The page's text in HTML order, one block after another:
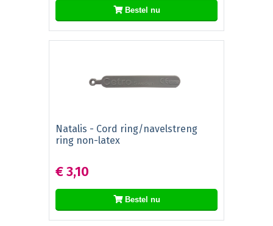
Bestel nu
Natalis - Cord ring/navelstreng
ring non-latex
€ 3,10
Bestel nu